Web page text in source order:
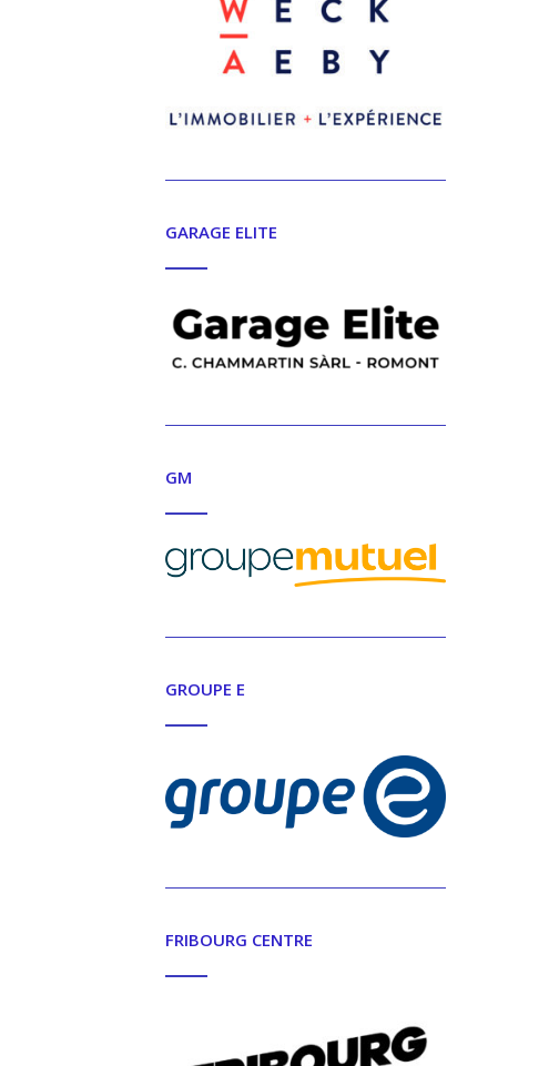
GARAGE ELITE
GM
GROUPE E
FRIBOURG CENTRE